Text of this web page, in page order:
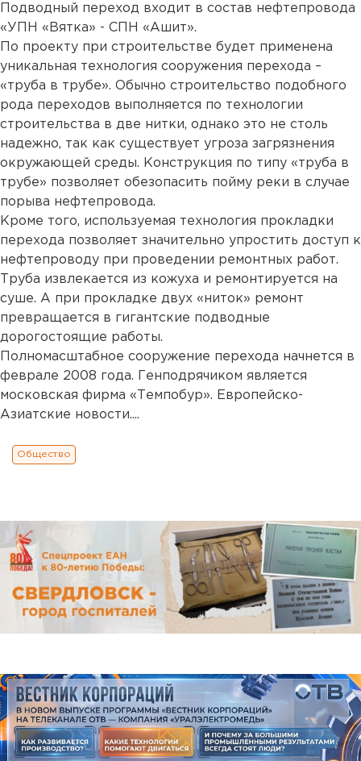
Подводный переход входит в состав нефтепровода
«УПН «Вятка» - СПН «Ашит».
По проекту при строительстве будет применена
уникальная технология сооружения перехода –
«труба в трубе». Обычно строительство подобного
рода переходов выполняется по технологии
строительства в две нитки, однако это не столь
надежно, так как существует угроза загрязнения
окружающей среды. Конструкция по типу «труба в
трубе» позволяет обезопасить пойму реки в случае
порыва нефтепровода.
Кроме того, используемая технология прокладки
перехода позволяет значительно упростить доступ к
нефтепроводу при проведении ремонтных работ.
Труба извлекается из кожуха и ремонтируется на
суше. А при прокладке двух «ниток» ремонт
превращается в гигантские подводные
дорогостоящие работы.
Полномасштабное сооружение перехода начнется в
феврале 2008 года. Генподрячиком является
московская фирма «Темпобур». Европейско-
Азиатские новости....
Общество